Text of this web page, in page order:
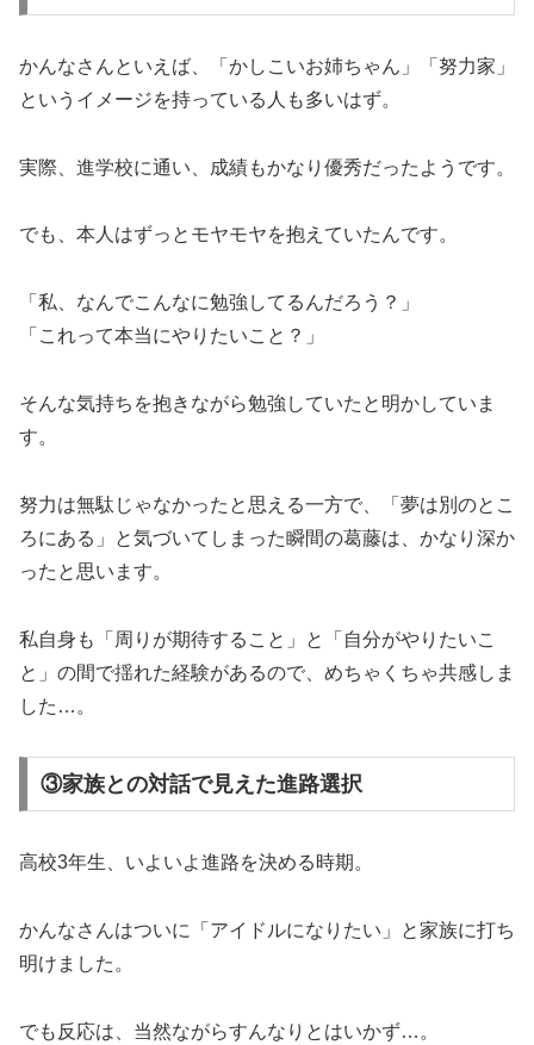
かんなさんといえば、「かしこいお姉ちゃん」「努力家」
というイメージを持っている人も多いはず。
実際、進学校に通い、成績もかなり優秀だったようです。
でも、本人はずっとモヤモヤを抱えていたんです。
「私、なんでこんなに勉強してるんだろう？」
「これって本当にやりたいこと？」
そんな気持ちを抱きながら勉強していたと明かしていま
す。
努力は無駄じゃなかったと思える一方で、「夢は別のとこ
ろにある」と気づいてしまった瞬間の葛藤は、かなり深か
ったと思います。
私自身も「周りが期待すること」と「自分がやりたいこ
と」の間で揺れた経験があるので、めちゃくちゃ共感しま
した…。
③家族との対話で見えた進路選択
高校3年生、いよいよ進路を決める時期。
かんなさんはついに「アイドルになりたい」と家族に打ち
明けました。
でも反応は、当然ながらすんなりとはいかず…。